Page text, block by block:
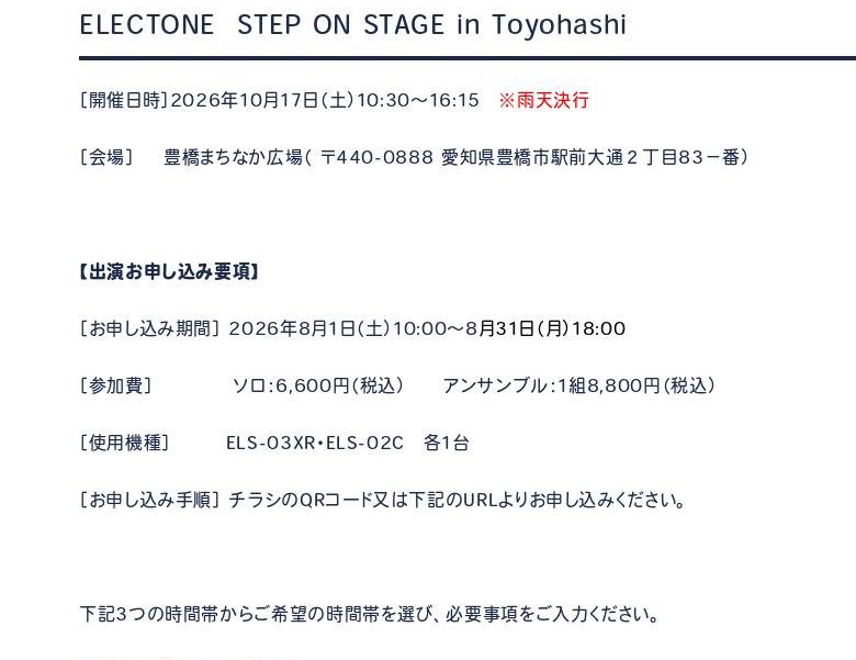
ELECTONE STEP ON STAGE in Toyohashi
［開催日時］2026年10月17日（土）10:30～16:15 ※雨天決行
［会場］ 豊橋まちなか広場（ 〒440-0888 愛知県豊橋市駅前大通２丁目83−番）
【出演お申し込み要項】
［お申し込み期間］ 2026年8月1日（土）10:00～8 月31日（月）18:00
［参加費］ ソロ：6,600円（税込） アンサンブル：1組8,800円（税込）
［使用機種］ ELS-03XR・ELS-02C 各1台
［お申し込み手順］ チラシのQRコード又は下記のURLよりお申し込みください。
下記3つの時間帯からご希望の時間帯を選び、必要事項をご入力ください。